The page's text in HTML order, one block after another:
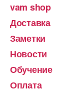
vam shop
Доставка
Заметки
Новости
Обучение
Оплата